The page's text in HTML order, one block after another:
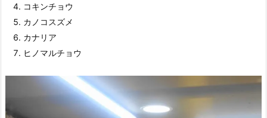
コキンチョウ
カノコスズメ
カナリア
ヒノマルチョウ